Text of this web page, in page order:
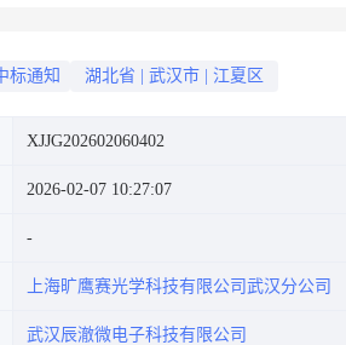
标通知 湖北省 武汉市 江夏区
XJJG202602060402
2026-02-07 10:27:07
上海旷鹰赛光学科技有限公司武汉分公司
武汉辰澈微电子科技有限公司